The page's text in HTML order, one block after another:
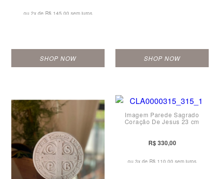
ou 2x de R$ 145,00 sem juros
SHOP NOW SHOP NOW
Imagem Parede Sagrado
Coração De Jesus 23 cm
R$ 330,00
ou 3x de R$ 110,00 sem juros